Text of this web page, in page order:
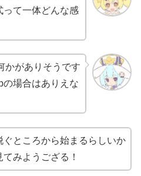
って一体どんな感
かがありそうです
の場合はありえな
ぐところから始まるらしいか
みようござる！